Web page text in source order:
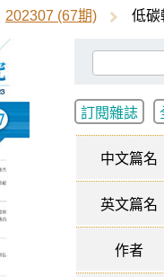
202307 (67期) 低碳
訂閱雜誌
中文篇名
英文篇名
作者